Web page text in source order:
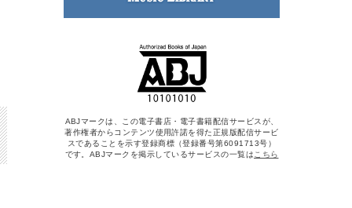
ABJマークは、この電子書店・電子書籍配信サービスが、
著作権者からコンテンツ使用許諾を得た正規版配信サービ
スであることを示す登録商標（登録番号第6091713号）
です。ABJマークを掲示しているサービスの一覧は こちら